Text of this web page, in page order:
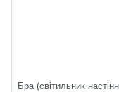
Бра (світильник